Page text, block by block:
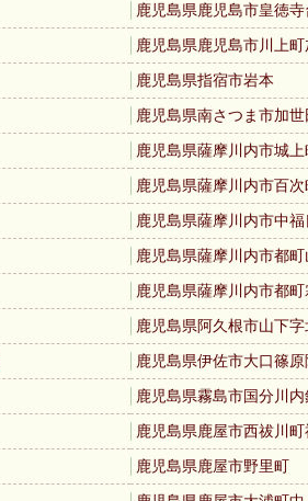
鹿児島県鹿児島市皇徳
鹿児島県鹿児島市川上
鹿児島県指宿市岩本
鹿児島県南さつま市加
鹿児島県薩摩川内市城
鹿児島県薩摩川内市百
鹿児島県薩摩川内市中
鹿児島県薩摩川内市都
鹿児島県薩摩川内市都
鹿児島県阿久根市山下
鹿児島県伊佐市大口篠
鹿児島県霧島市国分川
鹿児島県鹿屋市西祓川
鹿児島県鹿屋市野里町